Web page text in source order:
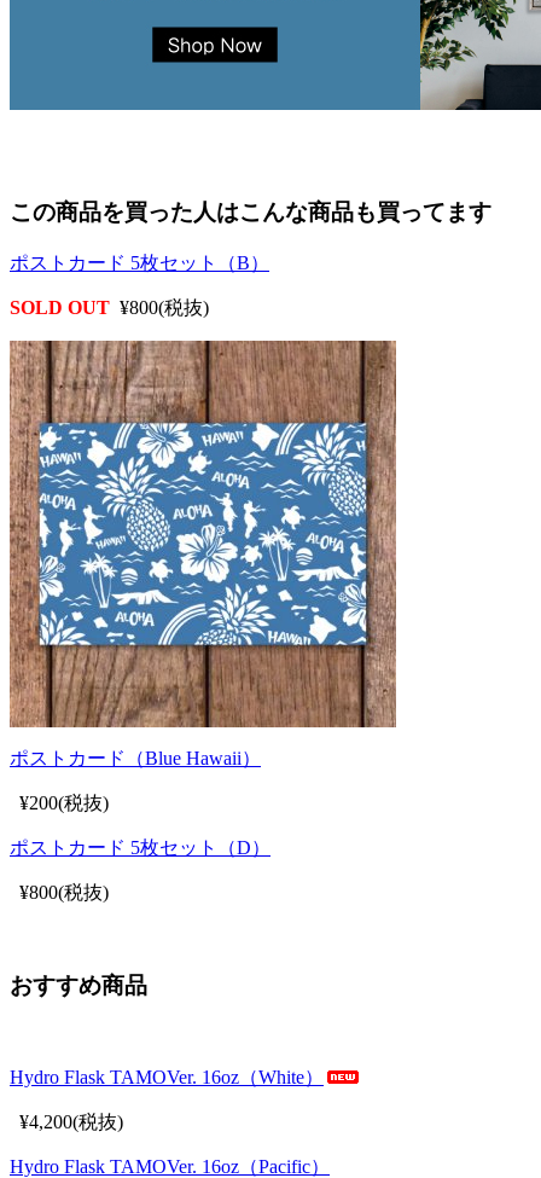
この商品を買った人はこんな商品も買ってます
ポストカード 5枚セット（B）
SOLD OUT ¥800(税抜)
ポストカード（Blue Hawaii）
¥200(税抜)
ポストカード 5枚セット（D）
¥800(税抜)
おすすめ商品
Hydro Flask TAMOVer. 16oz（White）
¥4,200(税抜)
Hydro Flask TAMOVer. 16oz（Pacific）